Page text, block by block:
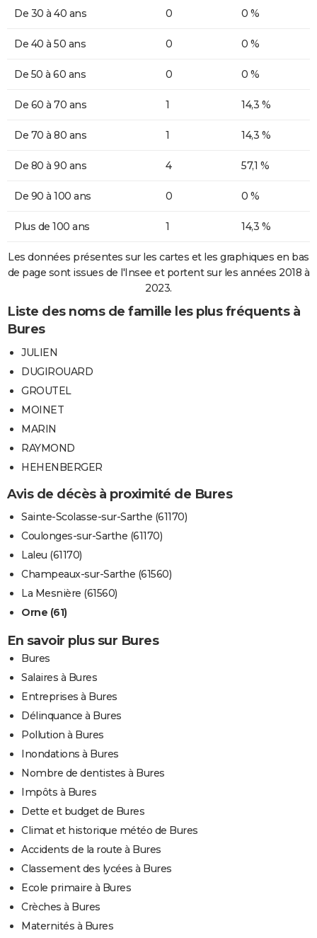
De 30 à 40 ans 0 0 %
De 40 à 50 ans 0 0 %
De 50 à 60 ans 0 0 %
De 60 à 70 ans 1 14,3 %
De 70 à 80 ans 1 14,3 %
De 80 à 90 ans 4 57,1 %
De 90 à 100 ans 0 0 %
Plus de 100 ans 1 14,3 %
Les données présentes sur les cartes et les graphiques en bas
de page sont issues de l'Insee et portent sur les années 2018 à
2023.
Liste des noms de famille les plus fréquents à
Bures
JULIEN
DUGIROUARD
GROUTEL
MOINET
MARIN
RAYMOND
HEHENBERGER
Avis de décès à proximité de Bures
Sainte-Scolasse-sur-Sarthe (61170)
Coulonges-sur-Sarthe (61170)
Laleu (61170)
Champeaux-sur-Sarthe (61560)
La Mesnière (61560)
Orne (61)
En savoir plus sur Bures
Bures
Salaires à Bures
Entreprises à Bures
Délinquance à Bures
Pollution à Bures
Inondations à Bures
Nombre de dentistes à Bures
Impôts à Bures
Dette et budget de Bures
Climat et historique météo de Bures
Accidents de la route à Bures
Classement des lycées à Bures
Ecole primaire à Bures
Crèches à Bures
Maternités à Bures